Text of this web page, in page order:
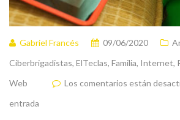
Gabriel Francés 09/06/2020
Ciberbrigadistas, ElTeclas, Familia, Internet,
Web
Los comentarios están
entrada